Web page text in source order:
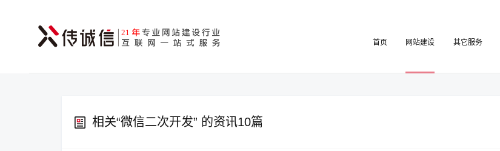
首页 网站建设 其它服务
相关“微信二次开发” 的资讯10篇